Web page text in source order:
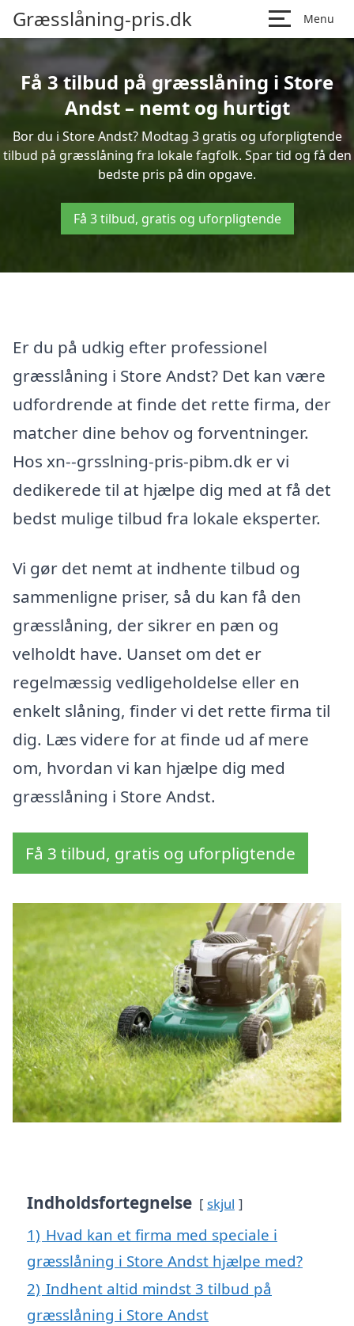
Græsslåning-pris.dk Menu
Få 3 tilbud på græsslåning i Store
Andst – nemt og hurtigt
Bor du i Store Andst? Modtag 3 gratis og uforpligtende
tilbud på græsslåning fra lokale fagfolk. Spar tid og få den
bedste pris på din opgave.
Få 3 tilbud, gratis og uforpligtende
Er du på udkig efter professionel
græsslåning i Store Andst? Det kan være
udfordrende at finde det rette firma, der
matcher dine behov og forventninger.
Hos xn--grsslning-pris-pibm.dk er vi
dedikerede til at hjælpe dig med at få det
bedst mulige tilbud fra lokale eksperter.
Vi gør det nemt at indhente tilbud og
sammenligne priser, så du kan få den
græsslåning, der sikrer en pæn og
velholdt have. Uanset om det er
regelmæssig vedligeholdelse eller en
enkelt slåning, finder vi det rette firma til
dig. Læs videre for at finde ud af mere
om, hvordan vi kan hjælpe dig med
græsslåning i Store Andst.
Få 3 tilbud, gratis og uforpligtende
Indholdsfortegnelse skjul
1) Hvad kan et firma med speciale i
græsslåning i Store Andst hjælpe med?
2) Indhent altid mindst 3 tilbud på
græsslåning i Store Andst